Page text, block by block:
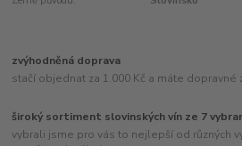
zvýhodněná doprava
stačí objednat za 1.000 Kč a máte dopravné
široký sortiment slovinských vín ze 7
vybrali jsme pro vás to nejlepší od různých